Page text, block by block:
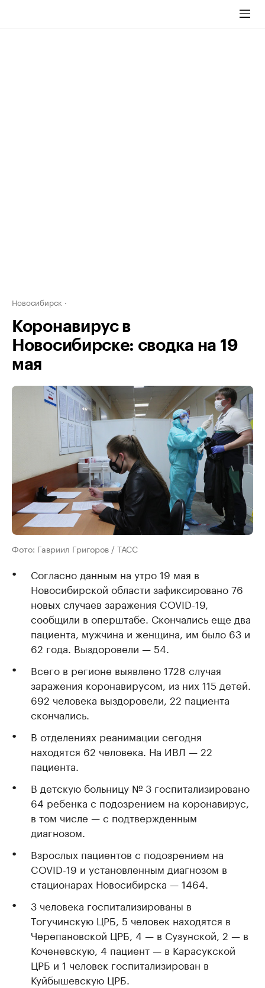
Новосибирск
Коронавирус в
Новосибирске: сводка на 19
мая
Фото: Гавриил Григоров / ТАСС
Согласно данным на утро 19 мая в
Новосибирской области зафиксировано 76
новых случаев заражения COVID-19,
сообщили в оперштабе. Скончались еще два
пациента, мужчина и женщина, им было 63 и
62 года. Выздоровели — 54.
Всего в регионе выявлено 1728 случая
заражения коронавирусом, из них 115 детей.
692 человека выздоровели, 22 пациента
скончались.
В отделениях реанимации сегодня
находятся 62 человека. На ИВЛ — 22
пациента.
В детскую больницу № 3 госпитализировано
64 ребенка с подозрением на коронавирус,
в том числе — с подтвержденным
диагнозом.
Взрослых пациентов с подозрением на
COVID-19 и установленным диагнозом в
стационарах Новосибирска — 1464.
3 человека госпитализированы в
Тогучинскую ЦРБ, 5 человек находятся в
Черепановской ЦРБ, 4 — в Сузунской, 2 — в
Коченевскую, 4 пациент — в Карасукской
ЦРБ и 1 человек госпитализирован в
Куйбышевскую ЦРБ.